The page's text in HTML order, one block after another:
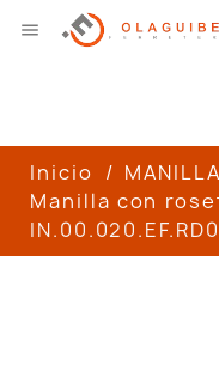

Inicio
Manilla con